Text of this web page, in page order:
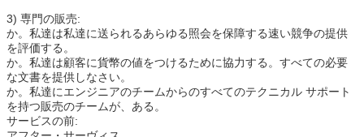
3) 専門の販売:
か。私達は私達に送られるあらゆる照会を保障する速い競争の提供
を評価する。
か。私達は顧客に貨幣の値をつけるために協力する。すべての必要
な文書を提供しなさい。
か。私達にエンジニアのチームからのすべてのテクニカル サポート
を持つ販売のチームが、ある。
サービスの前: